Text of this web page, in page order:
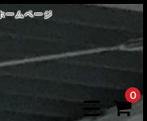
ームページ
0